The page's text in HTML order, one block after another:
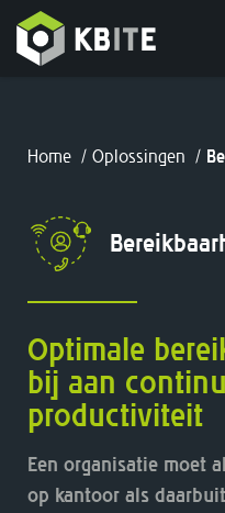
Home / Oplossingen /
Optimale
bij aan
productiviteit
Een organisatie moet
op kantoor als